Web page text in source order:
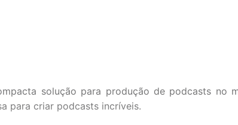
solução para produção de podcasts no
para criar podcasts incríveis.